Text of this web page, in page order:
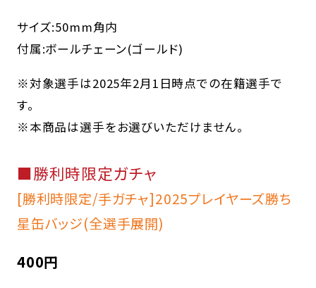
サイズ:50mm角内
付属:ボールチェーン(ゴールド)
※対象選手は2025年2月1日時点での在籍選手で
す。
※本商品は選手をお選びいただけません。
■勝利時限定ガチャ
[勝利時限定/手ガチャ]2025プレイヤーズ勝ち
星缶バッジ(全選手展開)
400円